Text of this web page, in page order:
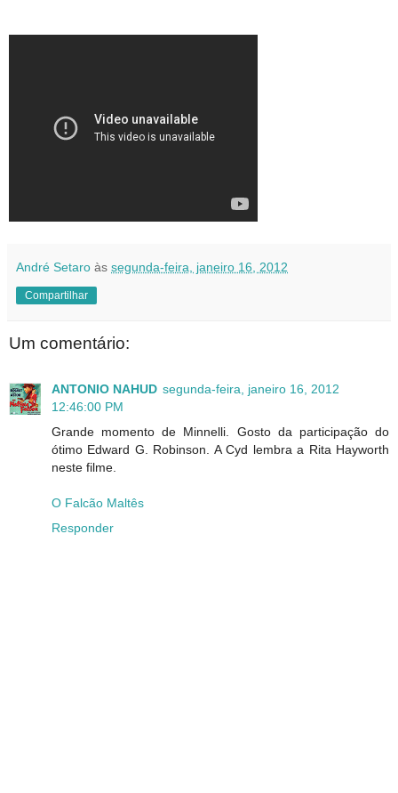
André Setaro às segunda-feira, janeiro 16, 2012
Compartilhar
Um comentário:
ANTONIO NAHUD segunda-feira, janeiro 16, 2012
12:46:00 PM
Grande momento de Minnelli. Gosto da participação do
ótimo Edward G. Robinson. A Cyd lembra a Rita Hayworth
neste filme.
O Falcão Maltês
Responder